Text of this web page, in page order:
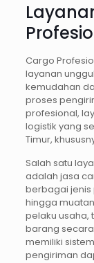
Cargo
layanan
kemudahan
proses
profesional,
logistik yang
Timur,
Salah satu
adalah jasa
berbagai jenis
hingga
pelaku usaha,
barang
memiliki
pengiriman